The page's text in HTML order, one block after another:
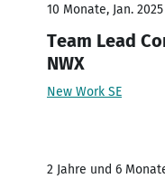
10 Monate, Jan.
Team Lead
NWX
New Work SE
2 Jahre und 6